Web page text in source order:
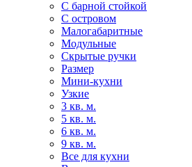
С барной стойкой
С островом
Малогабаритные
Модульные
Скрытые ручки
Размер
Мини-кухни
Узкие
3 кв. м.
5 кв. м.
6 кв. м.
9 кв. м.
Все для кухни